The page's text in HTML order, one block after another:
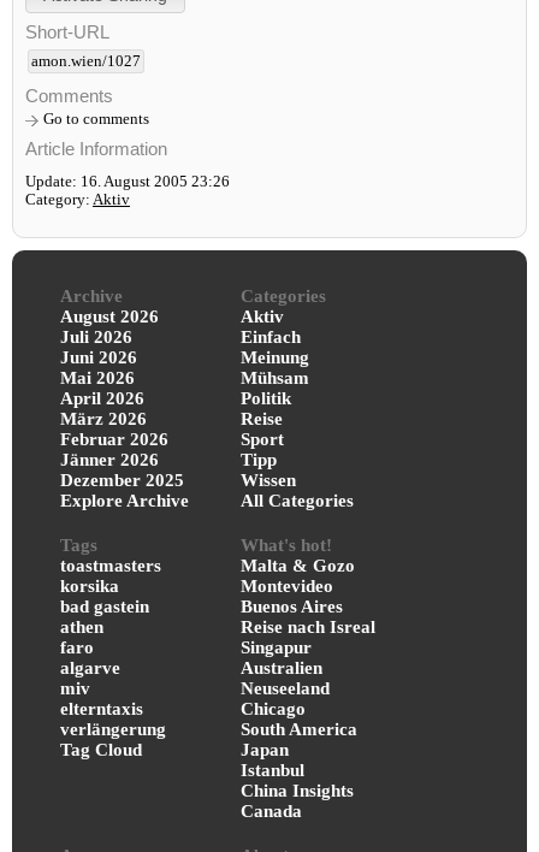
Short-URL
amon.wien/1027
Comments
Go to comments
Article Information
Update: 16. August 2005 23:26
Category: Aktiv
Archive
August 2026
Juli 2026
Juni 2026
Mai 2026
April 2026
März 2026
Februar 2026
Jänner 2026
Dezember 2025
Explore Archive
Categories
Aktiv
Einfach
Meinung
Mühsam
Politik
Reise
Sport
Tipp
Wissen
All Categories
Tags
toastmasters
korsika
bad gastein
athen
faro
algarve
miv
elterntaxis
verlängerung
Tag Cloud
What's hot!
Malta & Gozo
Montevideo
Buenos Aires
Reise nach Isreal
Singapur
Australien
Neuseeland
Chicago
South America
Japan
Istanbul
China Insights
Canada